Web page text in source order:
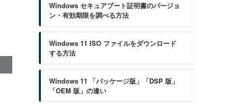
Windows セキュアブート証明書のバージョ
ン・有効期限を調べる方法
Windows 11 ISO ファイルをダウンロード
する方法
Windows 11 「パッケージ版」「DSP 版」
「OEM 版」の違い